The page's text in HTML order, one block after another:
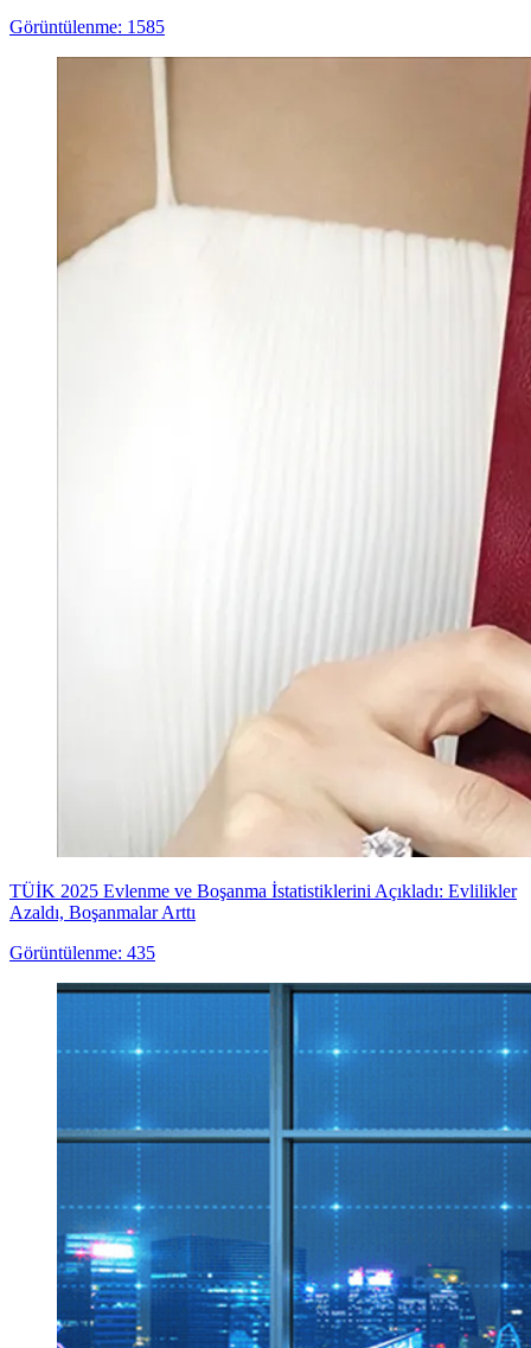
Görüntülenme: 1585
TÜİK 2025 Evlenme ve Boşanma İstatistiklerini Açıkladı: Evlilikler
Azaldı, Boşanmalar Arttı
Görüntülenme: 435